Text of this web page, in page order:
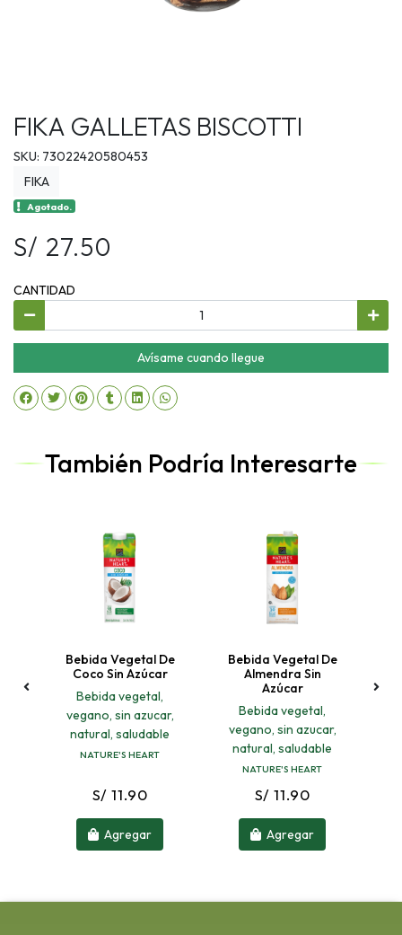
FIKA GALLETAS BISCOTTI
SKU: 73022420580453
FIKA
Agotado.
S/ 27.50
CANTIDAD
Avísame cuando llegue
También Podría Interesarte
Bebida Vegetal De
Coco Sin Azúcar
Bebida vegetal,
vegano, sin azucar,
natural, saludable
NATURE'S HEART
S/ 11.90
Agregar
Bebida Vegetal De
Almendra Sin
Azúcar
Bebida vegetal,
vegano, sin azucar,
natural, saludable
NATURE'S HEART
S/ 11.90
Agregar